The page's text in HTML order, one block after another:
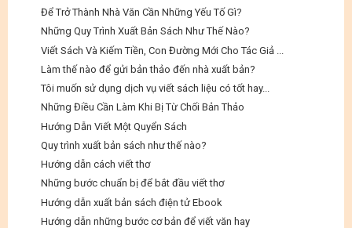
Để Trở Thành Nhà Văn Cần Những Yếu Tố Gì?
Những Quy Trình Xuất Bản Sách Như Thế Nào?
Viết Sách Và Kiếm Tiền, Con Đường Mới Cho Tác Giả ...
Làm thế nào để gửi bản thảo đến nhà xuất bản?
Tôi muốn sử dụng dịch vụ viết sách liệu có tốt hay...
Những Điều Cần Làm Khi Bị Từ Chối Bản Thảo
Hướng Dẫn Viết Một Quyển Sách
Quy trình xuất bản sách như thế nào?
Hướng dẫn cách viết thơ
Những bước chuẩn bị để bắt đầu viết thơ
Hướng dẫn xuất bản sách điện tử Ebook
Hướng dẫn những bước cơ bản để viết văn hay